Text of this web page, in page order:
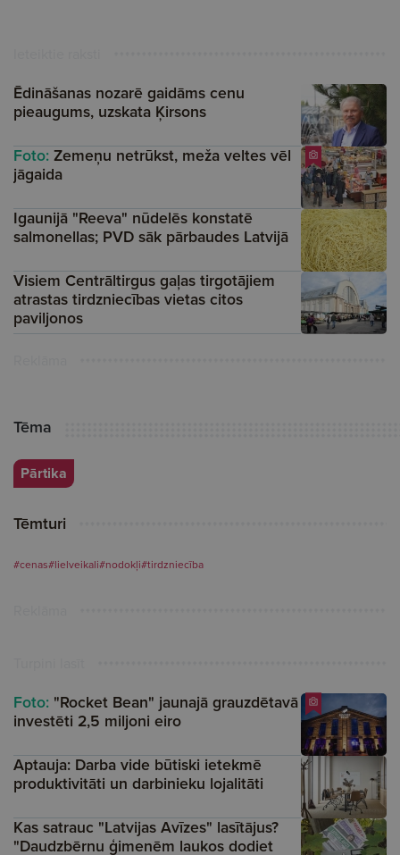
Ēdināšanas nozarē gaidāms cenu
pieaugums, uzskata Ķirsons
Foto:Zemeņu netrūkst, meža veltes vēl
jāgaida
Igaunijā "Reeva" nūdelēs konstatē
salmonellas; PVD sāk pārbaudes Latvijā
Visiem Centrāltirgus gaļas tirgotājiem
atrastas tirdzniecības vietas citos
paviljonos
Tēma
Pārtika
Tēmturi
#cenas#lielveikali#nodokļi#tirdzniecība
Foto: "Rocket Bean" jaunajā grauzdētavā
investēti 2,5 miljoni eiro
Aptauja: Darba vide būtiski ietekmē
produktivitāti un darbinieku lojalitāti
Kas satrauc "Latvijas Avīzes" lasītājus?
"Daudzbērnu ģimenēm laukos dodiet